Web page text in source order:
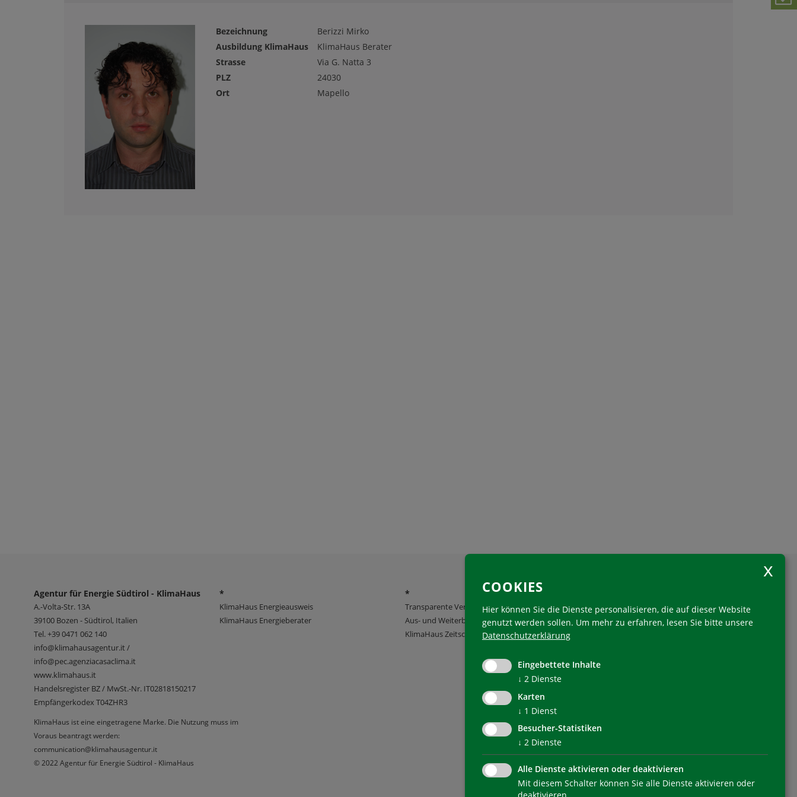
Bezeichnung
Berizzi Mirko
Ausbildung KlimaHaus
KlimaHaus Berater
Strasse
Via G. Natta 3
PLZ
24030
Ort
Mapello
Agentur für Energie Südtirol - KlimaHaus
A.-Volta-Str. 13A
39100 Bozen - Südtirol, Italien
Tel.+39 0471 062 140
info@klimahausagentur.it /
info@pec.agenziacasaclima.it
www.klimahaus.it
Handelsregister BZ / MwSt.-Nr. IT02818150217
Empfängerkodex T04ZHR3
*
KlimaHaus Energieausweis
KlimaHaus Energieberater
*
Transparente Verwaltung
Aus- und Weiterbildung
KlimaHaus Zeitschriften
KlimaHaus ist eine eingetragene Marke. Die Nutzung muss im
Voraus beantragt werden:
communication@klimahausagentur.it
© 2022 Agentur für Energie Südtirol - KlimaHaus
COOKIES
Hier können Sie die Dienste personalisieren, die auf dieser Website
genutzt werden sollen. Um mehr zu erfahren, lesen Sie bitte unsere
Datenschutzerklärung
Eingebettete Inhalte
↓ 2 Dienste
Karten
↓ 1 Dienst
Besucher-Statistiken
↓ 2 Dienste
Alle Dienste aktivieren oder deaktivieren
Mit diesem Schalter können Sie alle Dienste aktivieren oder